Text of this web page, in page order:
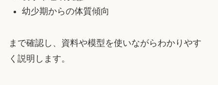
幼少期からの体質傾向
まで確認し、資料や模型を使いながらわかりやす
く説明します。